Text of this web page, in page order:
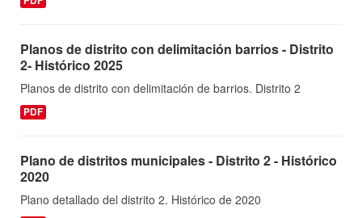
Planos de distrito con delimitación barrios - Distrito
2- Histórico 2025
Planos de distrito con delimitación de barrios. Distrito 2
PDF
Plano de distritos municipales - Distrito 2 - Histórico
2020
Plano detallado del distrito 2. Histórico de 2020